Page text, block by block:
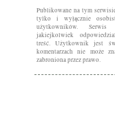
Publikowane na tym
tylko i wyłącznie
użytkowników.
jakiejkolwiek
treść. Użytkownik jest
komentarzach nie może
zabroniona przez prawo.